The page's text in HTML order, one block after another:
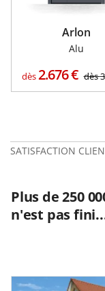
Arlon
Alu
dès2.676€ dès
SATISFACTION
Plus de 250
n'est pas